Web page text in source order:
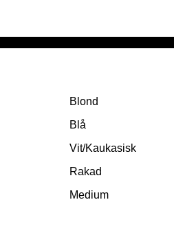
Blond
Blå
Vit/Kaukasisk
Rakad
Medium